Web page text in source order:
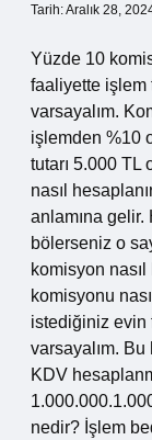
Tarih: Aralık 28,
Yüzde 10
faaliyette işlem
varsayalım.
işlemden %10
tutarı 5.000 TL
nasıl
anlamına gelir.
bölerseniz o
komisyon nasıl
komisyonu
istediğiniz evin
varsayalım. Bu
KDV
nedir? İşlem